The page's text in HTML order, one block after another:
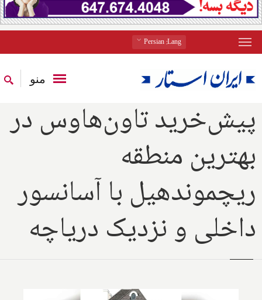
Lang
: Persian
منو
پیش‌خرید تاون‌هاوس در
بهترین منطقه
ریچموند‌هیل با آسانسور
داخلی و نزدیک دریاچه